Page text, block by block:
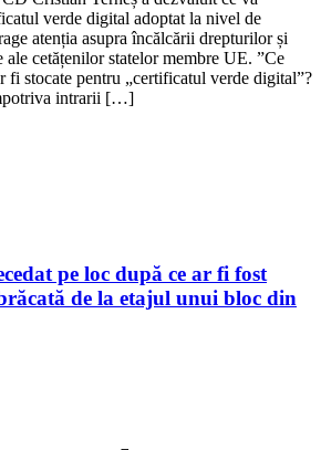
verde digital adoptat la nivel de
atenția asupra încălcării drepturilor și
cetățenilor statelor membre UE. ”Ce
stocate pentru „certificatul verde digital”?
intrarii […]
pe loc după ce ar fi fost
de la etajul unui bloc din